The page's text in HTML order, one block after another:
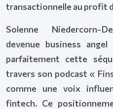
transactionnelle au profit
Solenne Niedercorn-
devenue business
parfaitement cette
travers son podcast «
comme une voix
fintech. Ce